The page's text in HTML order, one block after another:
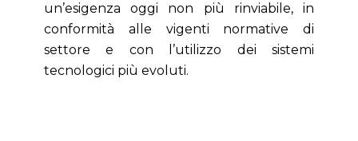
un’esigenza oggi non più rinviabile, in
conformità alle vigenti normative di
settore e con l’utilizzo dei sistemi
tecnologici più evoluti.